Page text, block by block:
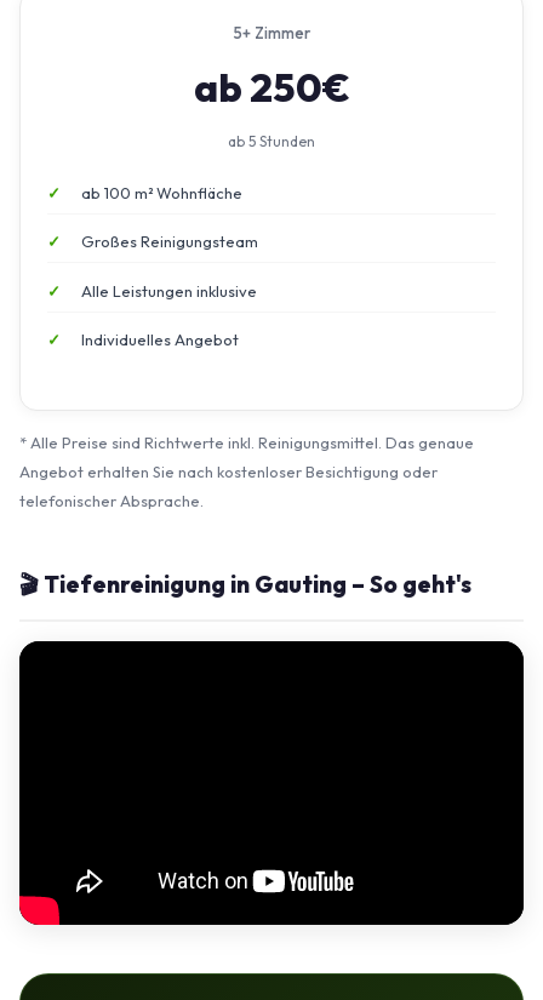
5+ Zimmer
ab 250€
ab 5 Stunden
ab 100 m² Wohnfläche
Großes Reinigungsteam
Alle Leistungen inklusive
Individuelles Angebot
* Alle Preise sind Richtwerte inkl. Reinigungsmittel. Das genaue
Angebot erhalten Sie nach kostenloser Besichtigung oder
telefonischer Absprache.
🎬 Tiefenreinigung in Gauting – So geht's